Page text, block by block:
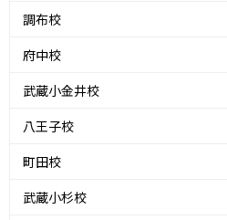
調布校
府中校
武蔵小金井校
八王子校
町田校
武蔵小杉校